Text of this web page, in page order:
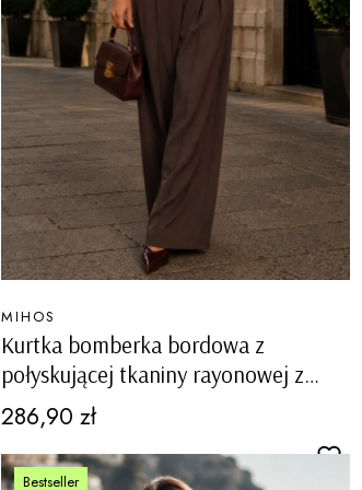
Kurtka bomberka bordowa z
połyskującej tkaniny rayonowej z
kieszeniami na guziki Paularo
PRODUCENT
MIHOS
Cena
286,90 zł
Bestseller